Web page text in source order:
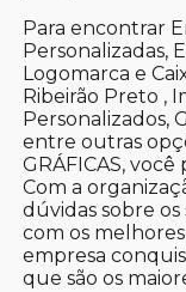
Para encontrar
Personalizadas,
Logomarca e
Ribeirão Preto ,
Personalizados,
entre outras
GRÁFICAS,
Com a
dúvidas sobre
com os melhores
empresa
que são os